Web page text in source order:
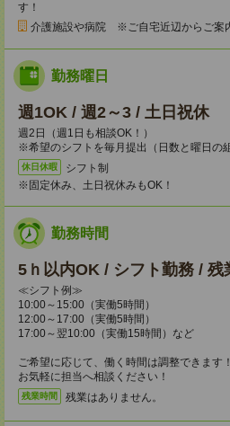
す！
介護施設や病院 ※ご自宅近辺からご案
勤務曜日
週1OK / 週2～3 / 土日祝休
週2日（週1日も相談OK！）
※希望のシフトを毎月提出（日数と曜日の
休日休暇
シフト制
※固定休み、土日祝休みもOK！
勤務時間
5ｈ以内OK / シフト勤務 / 残
≪シフト例≫
10:00～15:00（実働5時間）
12:00～17:00（実働5時間）
17:00～翌10:00（実働15時間）など
ご希望に応じて、働く時間は調整できます！
お気軽に担当へ相談ください！
残業時間 残業はありません。